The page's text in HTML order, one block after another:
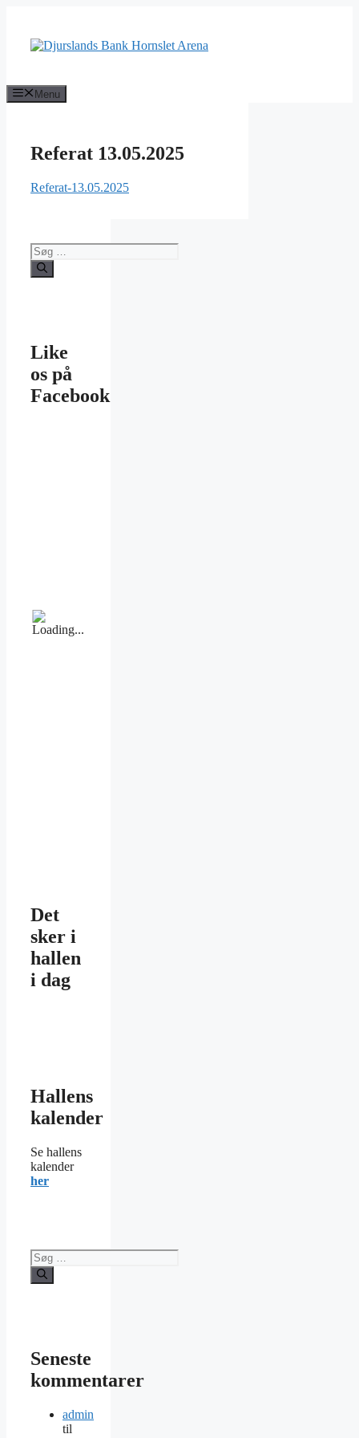
indhold
Menu
Referat 13.05.2025
Referat-13.05.2025
Søg
efter:
Like
os på
Facebook
Det
sker i
hallen
i dag
Hallens
kalender
Se hallens
kalender
her
Søg
efter:
Seneste
kommentarer
admin
til